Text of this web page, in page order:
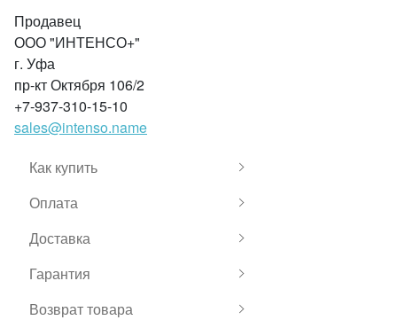
Продавец
ООО "ИНТЕНСО+"
г. Уфа
пр-кт Октября 106/2
+7-937-310-15-10
sales@intenso.name
Как купить
Оплата
Доставка
Гарантия
Возврат товара